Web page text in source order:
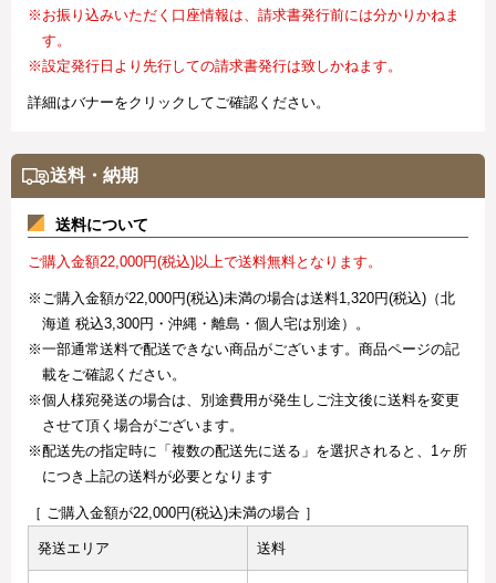
※お振り込みいただく口座情報は、請求書発行前には分かりかねま
す。
※設定発行日より先行しての請求書発行は致しかねます。
詳細はバナーをクリックしてご確認ください。
送料・納期
送料について
ご購入金額22,000円(税込)以上で送料無料となります。
※ご購入金額が22,000円(税込)未満の場合は送料1,320円(税込)（北
海道 税込3,300円・沖縄・離島・個人宅は別途）。
※一部通常送料で配送できない商品がございます。商品ページの記
載をご確認ください。
※個人様宛発送の場合は、別途費用が発生しご注文後に送料を変更
させて頂く場合がございます。
※配送先の指定時に「複数の配送先に送る」を選択されると、1ヶ所
につき上記の送料が必要となります
［ ご購入金額が22,000円(税込)未満の場合 ］
発送エリア 送料